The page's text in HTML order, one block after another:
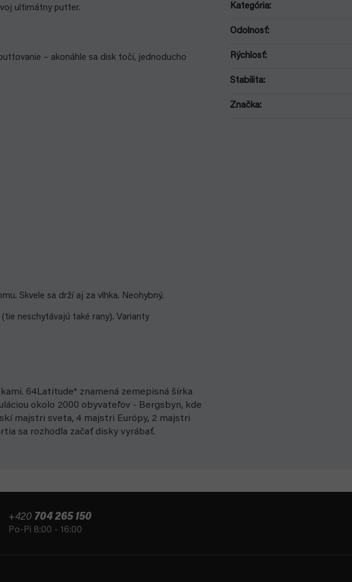
ultimátny putter.
– akonáhle sa disk točí, jednoducho
Skvele sa drží aj za vlhka. Neohybný.
neschytávajú také rany). Varianty
64Latitude° znamená zemepisná šírka
okolo 2000 obyvateľov - Bergsbyn, kde
majstri sveta, 4 majstri Európy, 2 majstri
sa rozhodla začať disky vyrábať.
Kategória:
Odolnosť:
Rýchlosť:
Stabilita:
Značka:
+420 704 265 150
Po-Pi 8:00 - 16:00